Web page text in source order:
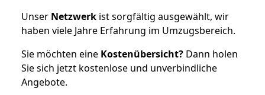
Unser Netzwerk ist sorgfältig ausgewählt, wir
haben viele Jahre Erfahrung im Umzugsbereich.
Sie möchten eine Kostenübersicht? Dann holen
Sie sich jetzt kostenlose und unverbindliche
Angebote.